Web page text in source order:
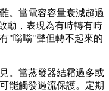
。當電容容量衰減超過
動，表現為有時轉有時
"嗡嗡"聲但轉不起來的
。當蒸發器結霜過多或
能觸發過流保護。定期